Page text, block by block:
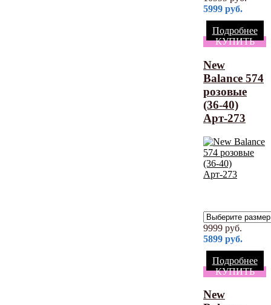
5999 руб.
Подробнее
КУПИТЬ
New
Balance 574
розовые
(36-40)
Арт-273
9999 руб.
5899 руб.
Подробнее
КУПИТЬ
New